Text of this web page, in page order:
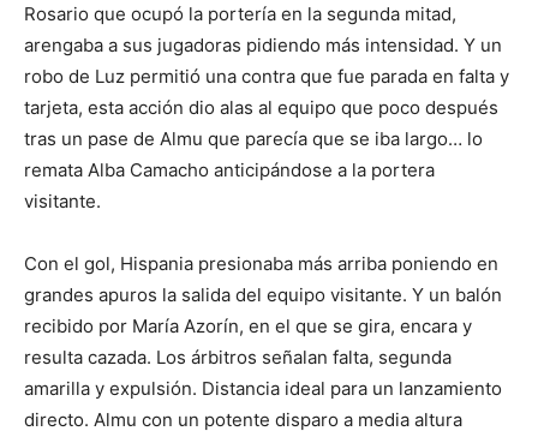
Rosario que ocupó la portería en la segunda mitad,
arengaba a sus jugadoras pidiendo más intensidad. Y un
robo de Luz permitió una contra que fue parada en falta y
tarjeta, esta acción dio alas al equipo que poco después
tras un pase de Almu que parecía que se iba largo… lo
remata Alba Camacho anticipándose a la portera
visitante.
Con el gol, Hispania presionaba más arriba poniendo en
grandes apuros la salida del equipo visitante. Y un balón
recibido por María Azorín, en el que se gira, encara y
resulta cazada. Los árbitros señalan falta, segunda
amarilla y expulsión. Distancia ideal para un lanzamiento
directo. Almu con un potente disparo a media altura